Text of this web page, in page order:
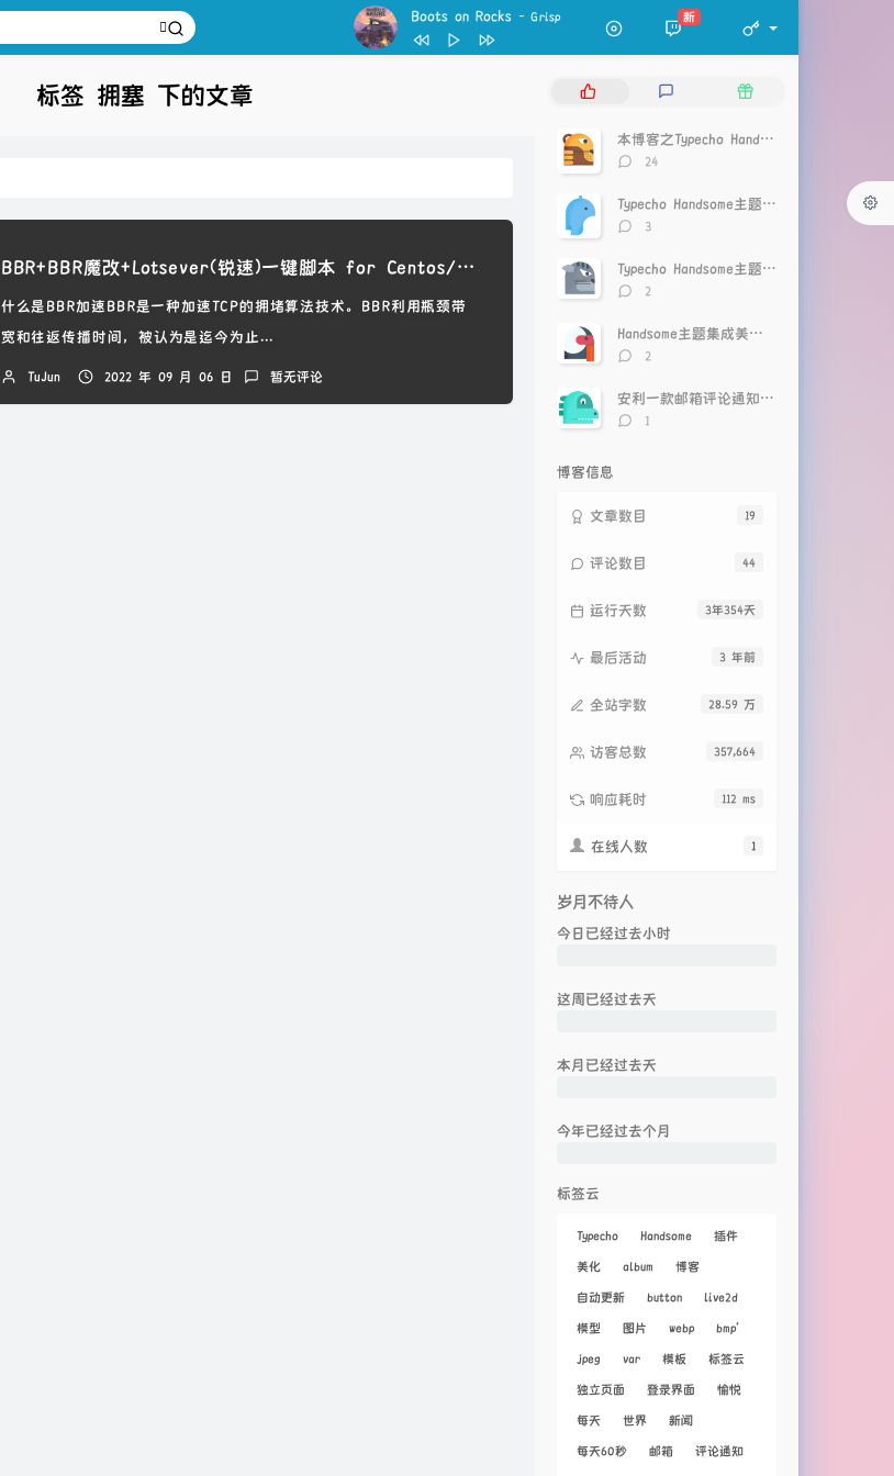
Boots on Rocks - Grisp
2 April Showers Laffey / azayaka
Juliàn / Ptr.
Casiio / Slo Loris
Aboueb / Klemsis
icey wavs / One Million Flowers
Casiio / Slo Loris
Morgon Goson / Kust
10 Pine Pillow
新
标签 拥塞 下的文章
BBR+BBR魔改+Lotsever(锐速)一键脚本 for Centos/Debian/Ubuntu
什么是BBR加速BBR是一种加速TCP的拥堵算法技术。BBR利用瓶颈带
宽和往返传播时间，被认为是迄今为止...
TuJun 2022 年 09 月 06 日 暂无评论
热
评
随
文本博客之Typecho Handsome主题美化记录
评
数：
24
Typecho Handsome主题点赞神器
评
数：
3
Typecho Handsome主题文章页面包屑导航优化
评
数：
2
Handsome主题集成美化插件-Pretty_for_handsome
评
数：
2
安利一款邮箱评论通知插件CommentToMail
评1
博客信息
19
文章数目
44
评论数目
3年354天
运行天数
3 年前
最后活动
28.59 万
全站字数
357,664
访客总数
112 ms
响应耗时
1
在线人数
岁月不待人
今日已经过去小时
这周已经过去天
本月已经过去天
今年已经过去个月
标签云
Typecho Handsome 插件
美化 album 博客
自动更新 button live2d
模型 图片 webp bmp'
jpeg var 模板 标签云
独立页面 登录界面 愉悦
每天 世界 新闻
每天60秒 邮箱 评论通知